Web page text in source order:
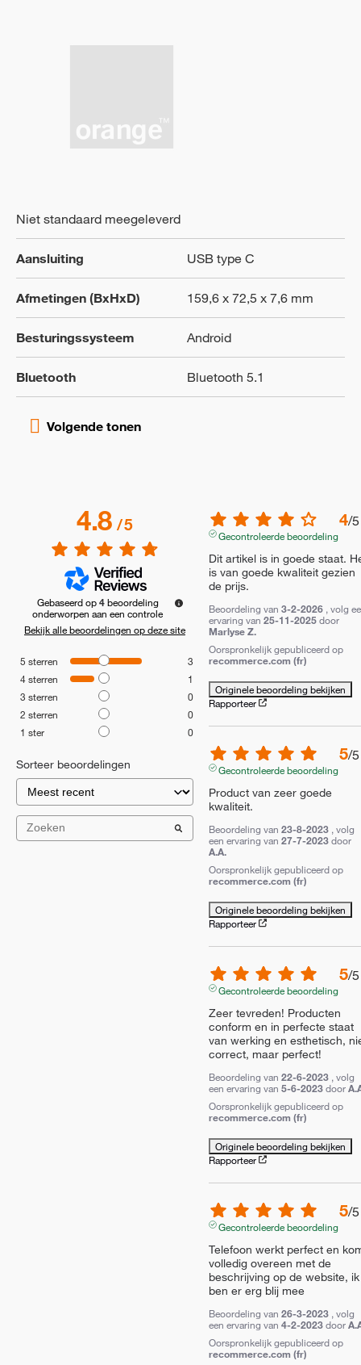
Niet standaard meegeleverd
Aansluiting USB type C
Afmetingen (BxHxD) 159,6 x 72,5 x 7,6 mm
Besturingssysteem Android
Bluetooth Bluetooth 5.1
4.8/5
Gebaseerd op4 beoordeling
onderworpen aan een controle
Bekijk alle beoordelingen op deze site
5 sterren
3
4sterren
1
3 sterren
0
2 sterren
0
1 ster 0
Sorteer beoordelingen
4/5
Gecontroleerde beoordeling
Dit artikel is in goede staat.
is van goede kwaliteit gezien
de prijs.
Beoordeling van 3-2-2026 , volg
ervaring van 25-11-2025 door
Marlyse Z.
Oorspronkelijk gepubliceerd op
recommerce.com (fr)
Originele beoordeling bekijken
Rapporteer
5/5
Gecontroleerde beoordeling
Product van zeer goede
kwaliteit.
Beoordeling van 23-8-2023 , volg
een ervaring van 27-7-2023 door
A.A.
Oorspronkelijk gepubliceerd op
recommerce.com (fr)
Originele beoordeling bekijken
Rapporteer
5/5
Gecontroleerde beoordeling
Zeer tevreden! Producten
conform en in perfecte staat
van werking en esthetisch,
correct, maar perfect!
Beoordeling van 22-6-2023 , volg
een ervaring van 5-6-2023 door
Oorspronkelijk gepubliceerd op
recommerce.com (fr)
Originele beoordeling bekijken
Rapporteer
5/5
Gecontroleerde beoordeling
Telefoon werkt perfect en
volledig overeen met de
beschrijving op de website, ik
ben er erg blij mee
Beoordeling van 26-3-2023 , volg
een ervaring van 4-2-2023 door
Oorspronkelijk gepubliceerd op
recommerce.com (fr)